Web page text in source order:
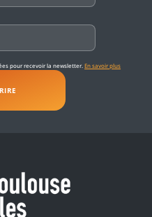
pour recevoir la newsletter.En savoir plus